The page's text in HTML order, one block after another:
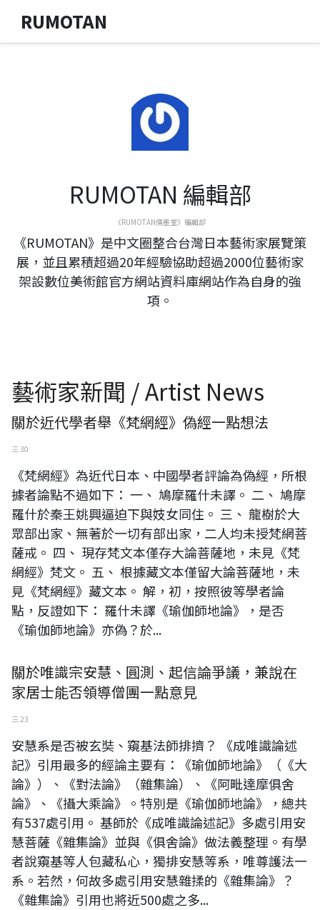
RUMOTAN
RUMOTAN 編輯部
《RUMOTAN儒墨堂》編輯部
《RUMOTAN》是中文圈整合台灣日本藝術家展覽策
展，並且累積超過20年經驗協助超過2000位藝術家
架設數位美術館官方網站資料庫網站作為自身的強
項。
藝術家新聞 / Artist News
關於近代學者舉《梵網經》偽經一點想法
三 30
《梵網經》為近代日本、中國學者評論為偽經，所根
據者論點不過如下： 一、 鳩摩羅什未譯。 二、 鳩摩
羅什於秦王姚興逼迫下與妓女同住。 三、 龍樹於大
眾部出家、無著於一切有部出家，二人均未授梵網菩
薩戒。 四、 現存梵文本僅存大論菩薩地，未見《梵
網經》梵文。 五、 根據藏文本僅留大論菩薩地，未
見《梵網經》藏文本。 解，初，按照彼等學者論
點，反證如下： 羅什未譯《瑜伽師地論》，是否
《瑜伽師地論》亦偽？於...
關於唯識宗安慧、圓測、起信論爭議，兼說在
家居士能否領導僧團一點意見
三 23
安慧系是否被玄奘、窺基法師排擠？ 《成唯識論述
記》引用最多的經論主要有：《瑜伽師地論》（《大
論》）、《對法論》（雜集論）、《阿毗達摩俱舍
論》、《攝大乘論》。特別是《瑜伽師地論》，總共
有537處引用。 基師於《成唯識論述記》多處引用安
慧菩薩《雜集論》並與《俱舍論》做法義整理。有學
者說窺基等人包藏私心，獨排安慧等系，唯尊護法一
系。若然，何故多處引用安慧雜揉的《雜集論》？
《雜集論》引用也將近500處之多...